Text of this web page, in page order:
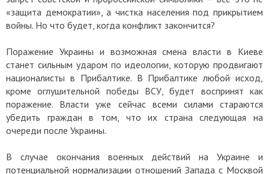
«защита демократии», а чистка населения под прикрытием
войны. Но что будет, когда конфликт закончится?
Поражение Украины и возможная смена власти в Киеве
станет сильным ударом по идеологии, которую продвигают
националисты в Прибалтике. В Прибалтике любой исход,
кроме оглушительной победы ВСУ, будет воспринят как
поражение. Власти уже сейчас всеми силами стараются
убедить граждан в том, что их страна следующая на
очереди после Украины.
В случае окончания военных действий на Украине и
потенциальной нормализации отношений Запада с Москвой